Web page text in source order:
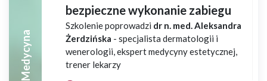
Medycyna
bezpieczne wykonanie zabiegu
Szkolenie poprowadzi dr n. med. Aleksandra
Żerdzińska - specjalista dermatologii i
wenerologii, ekspert medycyny estetycznej,
trener lekarzy